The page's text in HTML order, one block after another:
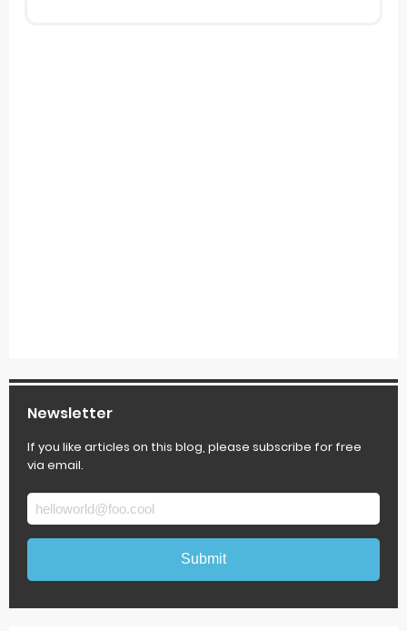
Newsletter
If you like articles on this blog, please subscribe for free
via email.